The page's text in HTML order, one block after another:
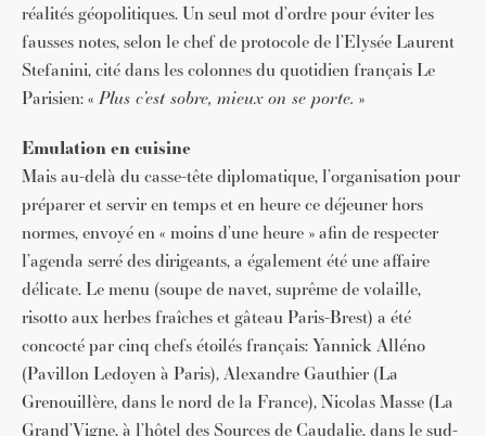
réalités géopolitiques. Un seul mot d’ordre pour éviter les
fausses notes, selon le chef de protocole de l’Elysée Laurent
Stefanini, cité dans les colonnes du quotidien français Le
Parisien: «Plus c’est sobre, mieux on se porte. »
Emulation en cuisine
Mais au-delà du casse-tête diplomatique, l’organisation pour
préparer et servir en temps et en heure ce déjeuner hors
normes, envoyé en « moins d’une heure » afin de respecter
l’agenda serré des dirigeants, a également été une affaire
délicate. Le menu (soupe de navet, suprême de volaille,
risotto aux herbes fraîches et gâteau Paris-Brest) a été
concocté par cinq chefs étoilés français: Yannick Alléno
(Pavillon Ledoyen à Paris), Alexandre Gauthier (La
Grenouillère, dans le nord de la France), Nicolas Masse (La
Grand’Vigne, à l’hôtel des Sources de Caudalie, dans le sud-